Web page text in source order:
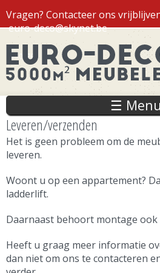
en naar
de inhoud
gaan
Vragen? Contacteer ons
euro-deco@skynet.be
Inloggen
☰ Menu
Leveren/verzenden
Het is geen probleem om de
leveren.
Woont u op een appartement?
ladderlift.
Daarnaast behoort montage
Heeft u graag meer informatie
dan niet om ons te contacteren